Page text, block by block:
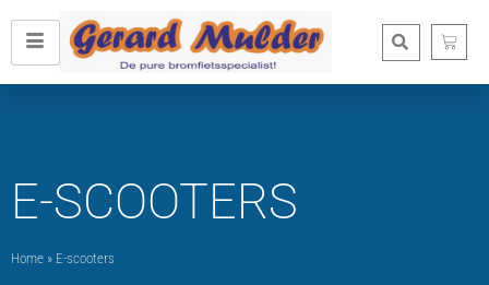
E-SCOOTERS
Home » E-scooters